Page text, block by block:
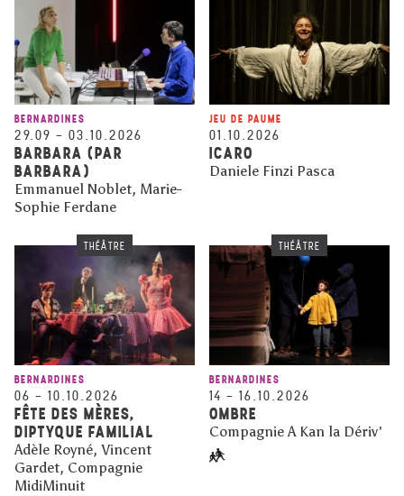
BERNARDINES
29.09 – 03.10.2026
BARBARA (PAR
BARBARA)
Emmanuel Noblet, Marie-
Sophie Ferdane
JEU DE PAUME
01.10.2026
ICARO
Daniele Finzi Pasca
THÉÂTRE
BERNARDINES
06 – 10.10.2026
FÊTE DES MÈRES,
DIPTYQUE FAMILIAL
Adèle Royné, Vincent
Gardet, Compagnie
MidiMinuit
THÉÂTRE
BERNARDINES
14 – 16.10.2026
OMBRE
Compagnie A Kan la Dériv'